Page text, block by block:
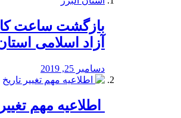
بازگشت ساعت
آزاد اسلامی
دسامبر 25, 2019
اطلاعیه مهم